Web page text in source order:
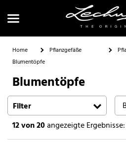
Home Pflanzgefäße
Blumentöpfe
Blumentöpfe
Filter
12von 20angezeigte Ergebnisse: